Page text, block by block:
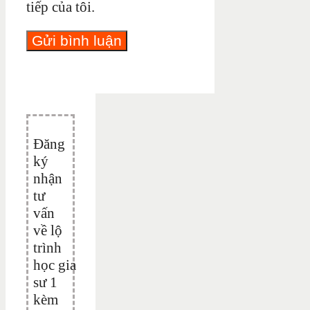
tiếp của tôi.
Đăng
ký
nhận
tư
vấn
về lộ
trình
học gia
sư 1
kèm